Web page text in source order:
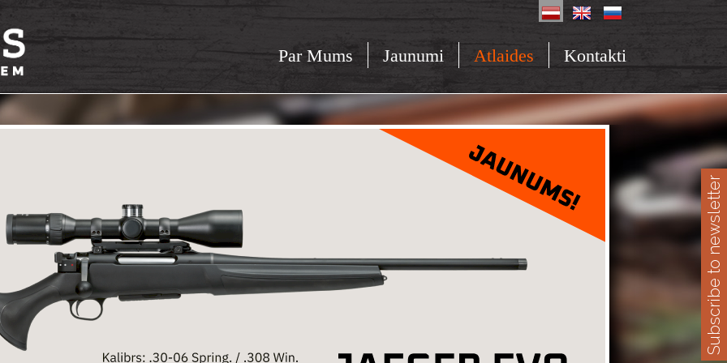
Par Mums Jaunumi Atlaides Kontakti
Subscribe to newsletter